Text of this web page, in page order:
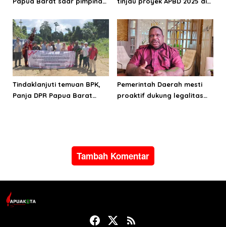
Bintuni
Tindaklanjuti temuan BPK,
Panja DPR Papua Barat
Pemerintah Daerah mesti
proaktif dukung legalitas
Tambah Komentar